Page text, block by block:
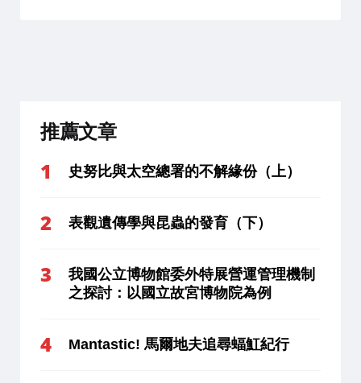
推薦文章
史努比與太空總署的不解緣份（上）
表觀遺傳學與昆蟲的發育（下）
我國公立博物館委外特展營運管理機制
之探討：以國立故宮博物院為例
Mantastic! 馬爾地夫追尋蝠魟紀行